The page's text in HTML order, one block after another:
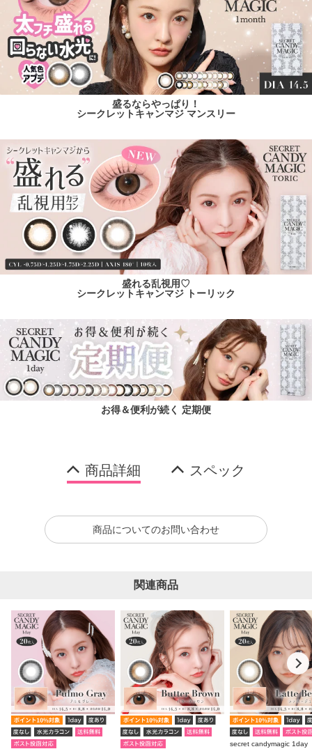
盛るならやっぱり！
シークレットキャンマジ マンスリー
盛れる乱視用♡
シークレットキャンマジ トーリック
お得＆便利が続く 定期便
商品詳細 スペック
商品についてのお問い合わせ
関連商品
secret candymagic 1day